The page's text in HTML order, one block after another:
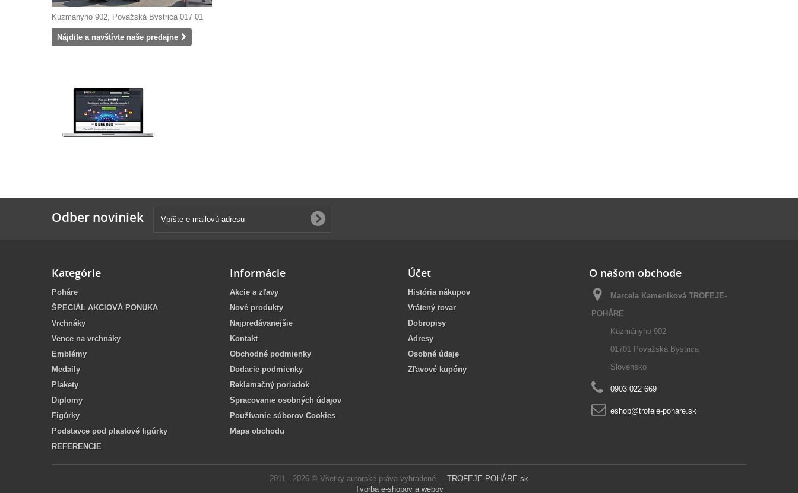
Kuzmányho 902, Považská Bystrica 017 01
Nájdite a navštívte naše predajne
Odber noviniek
Kategórie
Poháre
ŠPECIÁL AKCIOVÁ PONUKA
Vrchnáky
Vence na vrchnáky
Emblémy
Medaily
Plakety
Diplomy
Figúrky
Podstavce pod plastové figúrky
REFERENCIE
Informácie
Akcie a zľavy
Nové produkty
Najpredávanejšie
Kontakt
Obchodné podmienky
Dodacie podmienky
Reklamačný poriadok
Spracovanie osobných údajov
Používanie súborov Cookies
Mapa obchodu
2011 - 2026 © Všetky autorské práva vyhradené. – TROFEJE-POHÁRE.sk
Tvorba e-shopov a webov
Účet
História nákupov
Vrátený tovar
Dobropisy
Adresy
Osobné údaje
Zľavové kupóny
O našom obchode
Marcela Kameníková TROFEJE-
POHÁRE
Kuzmányho 902
01701 Považská Bystrica
Slovensko
0903 022 669
eshop@trofeje-pohare.sk